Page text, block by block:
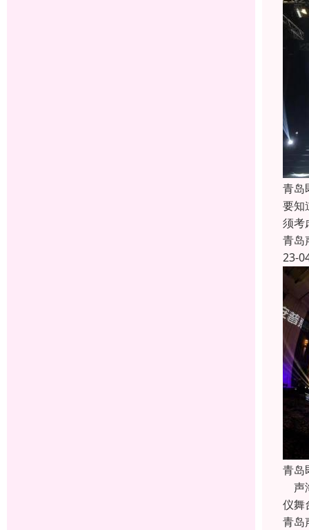
青岛
要知
须考
青岛
23-
青岛
声
仪舞
青岛